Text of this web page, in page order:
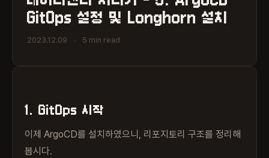
GitOps 설정 및 Longhorn 설치
2023.12.09 5 min read
1. GitOps 시작
이제 ArgoCD를 설치하였으니, 리포지토리 구조를 정리해
봅시다.